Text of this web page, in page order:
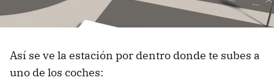
Así se ve la estación por dentro donde te subes a
uno de los coches: